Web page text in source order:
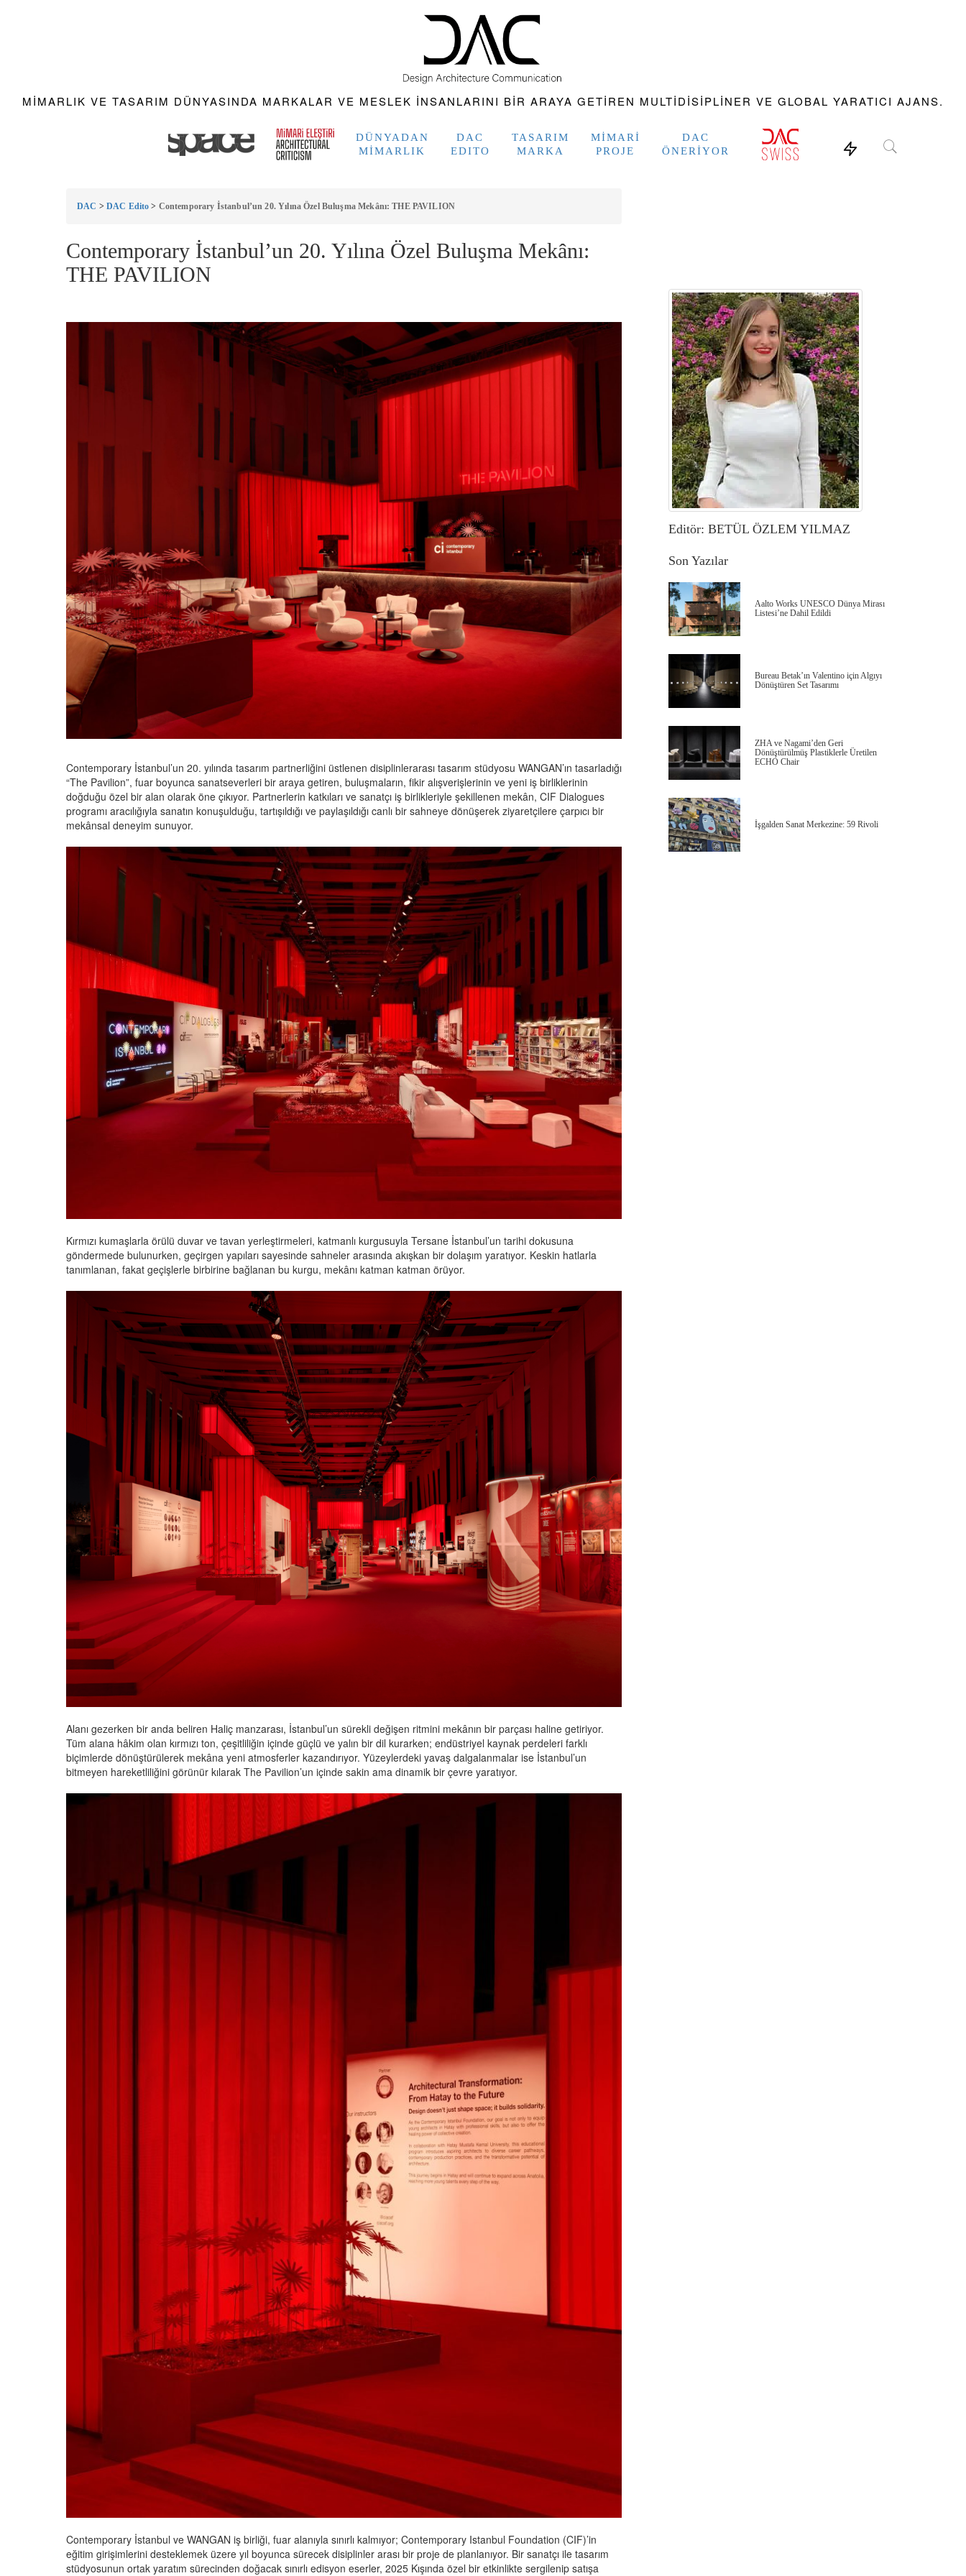
MIMARLIK VE TASARIM DÜNYASINDA MARKALAR VE MESLEK INSANLARINI BIR ARAYA GETIREN MULTIDISIPLINER VE GLOBAL YARATICI AJANS.
DÜNYADAN
MIMARLIK
DAC
EDITO
TASARIM
MARKA
MIMARI
PROJE
DAC
ÖNERIYOR
DAC > DAC Edito > Contemporary İstanbul’un 20. Yılına Özel Buluşma Mekânı: THE PAVILION
Contemporary İstanbul’un 20. Yılına Özel Buluşma Mekânı:
THE PAVILION
Contemporary İstanbul’un 20. yılında tasarım partnerliğini üstlenen disiplinlerarası tasarım stüdyosu WANGAN’ın tasarladığı
“The Pavilion”, fuar boyunca sanatseverleri bir araya getiren, buluşmaların, fikir alışverişlerinin ve yeni iş birliklerinin
doğduğu özel bir alan olarak öne çıkıyor. Partnerlerin katkıları ve sanatçı iş birlikleriyle şekillenen mekân, CIF Dialogues
programı aracılığıyla sanatın konuşulduğu, tartışıldığı ve paylaşıldığı canlı bir sahneye dönüşerek ziyaretçilere çarpıcı bir
mekânsal deneyim sunuyor.
Kırmızı kumaşlarla örülü duvar ve tavan yerleştirmeleri, katmanlı kurgusuyla Tersane İstanbul’un tarihi dokusuna
göndermede bulunurken, geçirgen yapıları sayesinde sahneler arasında akışkan bir dolaşım yaratıyor. Keskin hatlarla
tanımlanan, fakat geçişlerle birbirine bağlanan bu kurgu, mekânı katman katman örüyor.
Alanı gezerken bir anda beliren Haliç manzarası, İstanbul’un sürekli değişen ritmini mekânın bir parçası haline getiriyor.
Tüm alana hâkim olan kırmızı ton, çeşitliliğin içinde güçlü ve yalın bir dil kurarken; endüstriyel kaynak perdeleri farklı
biçimlerde dönüştürülerek mekâna yeni atmosferler kazandırıyor. Yüzeylerdeki yavaş dalgalanmalar ise İstanbul’un
bitmeyen hareketliliğini görünür kılarak The Pavilion’un içinde sakin ama dinamik bir çevre yaratıyor.
Contemporary İstanbul ve WANGAN iş birliği, fuar alanıyla sınırlı kalmıyor; Contemporary Istanbul Foundation (CIF)’in
eğitim girişimlerini desteklemek üzere yıl boyunca sürecek disiplinler arası bir proje de planlanıyor. Bir sanatçı ile tasarım
stüdyosunun ortak yaratım sürecinden doğacak sınırlı edisyon eserler, 2025 Kışında özel bir etkinlikte sergilenip satışa
Editör: BETÜL ÖZLEM YILMAZ
Son Yazılar
Aalto Works UNESCO Dünya Mirası
Listesi’ne Dahil Edildi
Bureau Betak’ın Valentino için Algıyı
Dönüştüren Set Tasarımı
ZHA ve Nagami’den Geri
Dönüştürülmüş Plastiklerle Üretilen
ECHO Chair
İşgalden Sanat Merkezine: 59 Rivoli